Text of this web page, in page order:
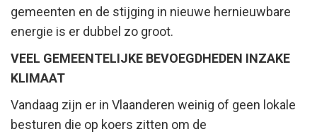
gemeenten en de stijging in nieuwe hernieuwbare
energie is er dubbel zo groot.
VEEL GEMEENTELIJKE BEVOEGDHEDEN INZAKE
KLIMAAT
Vandaag zijn er in Vlaanderen weinig of geen lokale
besturen die op koers zitten om de